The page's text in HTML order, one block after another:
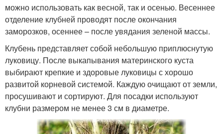
можно использовать как весной, так и осенью. Весеннее
отделение клубней проводят после окончания
заморозков, осеннее – после увядания зеленой массы.
Клубень представляет собой небольшую приплюснутую
луковицу. После выкапывания материнского куста
выбирают крепкие и здоровые луковицы с хорошо
развитой корневой системой. Каждую очищают от земли,
просушивают и сортируют. Для посадки используют
клубни размером не менее 3 см в диаметре.